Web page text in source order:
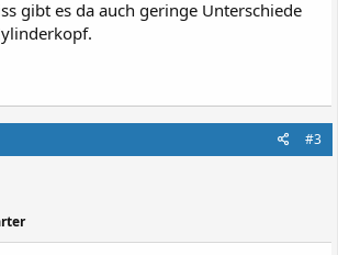
gibt es da auch geringe Unterschiede
#3